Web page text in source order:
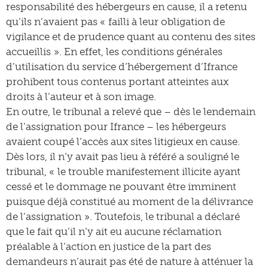
responsabilité des hébergeurs en cause, il a retenu
qu’ils n’avaient pas « failli à leur obligation de
vigilance et de prudence quant au contenu des sites
accueillis ». En effet, les conditions générales
d’utilisation du service d’hébergement d’Ifrance
prohibent tous contenus portant atteintes aux
droits à l’auteur et à son image.
En outre, le tribunal a relevé que – dès le lendemain
de l’assignation pour Ifrance – les hébergeurs
avaient coupé l’accès aux sites litigieux en cause.
Dès lors, il n’y avait pas lieu à référé a souligné le
tribunal, « le trouble manifestement illicite ayant
cessé et le dommage ne pouvant être imminent
puisque déjà constitué au moment de la délivrance
de l’assignation ». Toutefois, le tribunal a déclaré
que le fait qu’il n’y ait eu aucune réclamation
préalable à l’action en justice de la part des
demandeurs n’aurait pas été de nature à atténuer la